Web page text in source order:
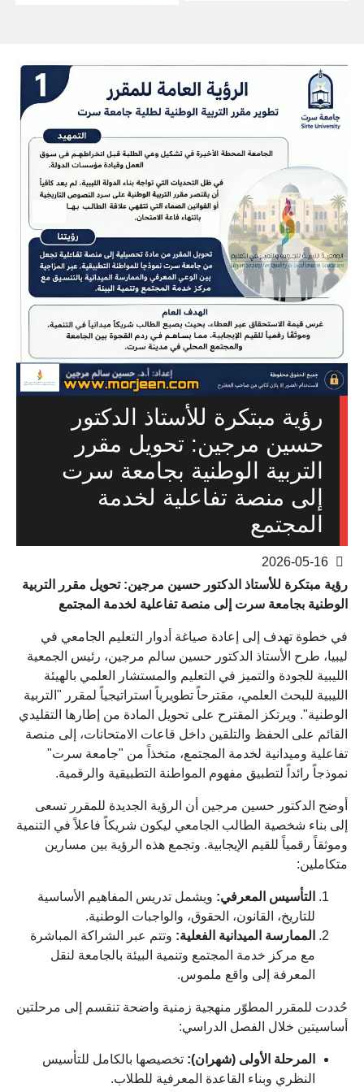
رؤية مبتكرة للأستاذ الدكتور
حسين مرجين: تحويل مقرر
التربية الوطنية بجامعة سرت
إلى منصة تفاعلية لخدمة
المجتمع
رؤية مبتكرة للأستاذ الدكتور حسين مرجين: تحويل مقرر التربية
الوطنية بجامعة سرت إلى منصة تفاعلية لخدمة المجتمع
في خطوة تهدف إلى إعادة صياغة أدوار التعليم الجامعي في
ليبيا، طرح الأستاذ الدكتور حسين سالم مرجين، رئيس الجمعية
الليبية للجودة والتميز في التعليم والمستشار العلمي بالهيئة
الليبية للبحث العلمي، مقترحاً تطويرياً استراتيجياً لمقرر "التربية
الوطنية". ويرتكز المقترح على تحويل المادة من إطارها التقليدي
القائم على الحفظ والتلقين داخل قاعات الامتحانات، إلى منصة
تفاعلية وميدانية لخدمة المجتمع، متخذاً من "جامعة سرت"
نموذجاً رائداً لتطبيق مفهوم المواطنة التطبيقية والرقمية.
أوضح الدكتور حسين مرجين أن الرؤية الجديدة للمقرر تسعى
إلى بناء شخصية الطالب الجامعي ليكون شريكاً فاعلاً في التنمية
وموثقاً رقمياً للقيم الإيجابية. وتجمع هذه الرؤية بين مسارين
متكاملين:
التأسيس المعرفي: ويشمل تدريس المفاهيم الأساسية
للتاريخ، القانون، الحقوق، والواجبات الوطنية.
الممارسة الميدانية الفعلية: وتتم عبر الشراكة المباشرة
مع مركز خدمة المجتمع وتنمية البيئة بالجامعة لنقل
المعرفة إلى واقع ملموس.
حُددت للمقرر المطوّر منهجية زمنية واضحة تنقسم إلى مرحلتين
أساسيتين خلال الفصل الدراسي:
المرحلة الأولى (شهران): تخصيصها بالكامل للتأسيس
النظري وبناء القاعدة المعرفية للطلاب.